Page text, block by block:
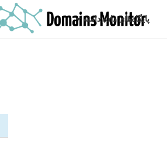
پایگاه‌های داده دامنه جستجو نظارت